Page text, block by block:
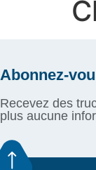
Abonnez-
Recevez des
plus aucune